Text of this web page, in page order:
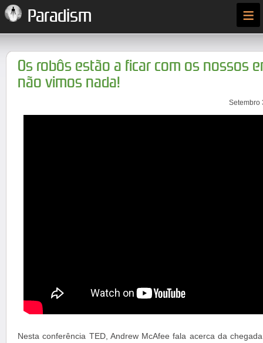
Paradism ≡
Os robôs estão a ficar com os nossos
não vimos nada!
Setembro
Nesta conferência TED, Andrew McAfee fala acerca da